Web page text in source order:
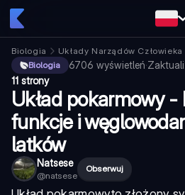
Biologia Układy Narządów Człowieka
Biologia
6706 wyświetleń·
11 strony
Układ pokarmowy -
funkcje i
latków
Natsese
@natsese
Obserwuj